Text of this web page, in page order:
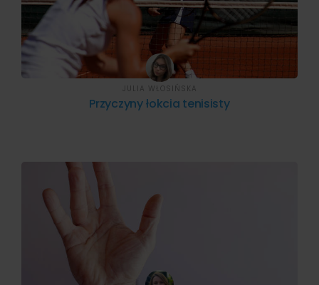
Przyczyny łokcia tenisisty
JULIA WŁOSIŃSKA